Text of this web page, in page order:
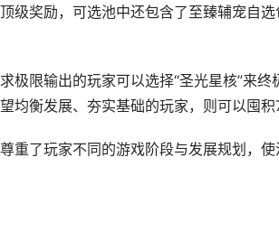
级奖励，可选池中还包含了至臻辅宠自
极限输出的玩家可以选择“圣光星核”来
均衡发展、夯实基础的玩家，则可以囤
重了玩家不同的游戏阶段与发展规划，使